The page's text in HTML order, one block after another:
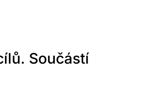
Součástí